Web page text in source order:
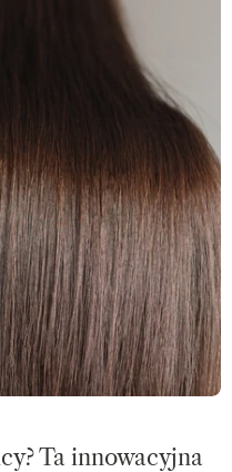
Ta innowacyjna